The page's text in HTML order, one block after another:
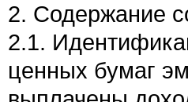
2. Содержание
2.1.
ценных бумаг